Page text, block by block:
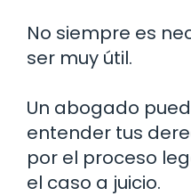
No siempre es
ser muy útil.
Un abogado
entender tus
por el proceso
el caso a juicio.